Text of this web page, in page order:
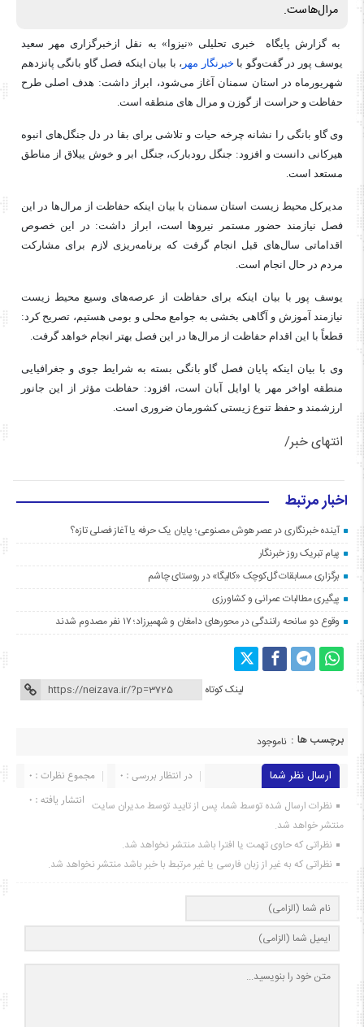
مرال‌هاست.
به گزارش پایگاه خبری تحلیلی «نیزوا» به نقل ازخبرگزاری مهر سعید
یوسف پور در گفت‌وگو با خبرنگار مهر ، با بیان اینکه فصل گاو بانگی پانزدهم
شهریورماه در استان سمنان آغاز می‌شود، ابراز داشت: هدف اصلی طرح
حفاظت و حراست از گوزن و مرال هایمنطقه است.
وی گاو بانگی را نشانه چرخه حیات و تلاشی برای بقا در دل جنگل‌های انبوه
هیرکانی دانست و افزود: جنگل رودبارک، جنگل ابر و خوش ییلاق از مناطق
مستعد است.
مدیرکل محیط زیست استان سمنان با بیان اینکه حفاظت از مرال‌ها در این
فصل نیازمند حضور مستمر نیروها است، ابراز داشت: در این خصوص
اقداماتی سال‌های قبل انجام گرفت که برنامه‌ریزی لازم برای مشارکت
مردم در حال انجام است.
یوسف پور با بیان اینکه برای حفاظت از عرصه‌های وسیع محیط زیست
نیازمند آموزش و آگاهی بخشی به جوامع محلی و بومی هستیم، تصریح کرد:
قطعاً با این اقدام حفاظت از مرال‌ها در این فصل بهتر انجام خواهد گرفت.
وی با بیان اینکه پایان فصل گاو بانگی بسته به شرایط جوی و جغرافیایی
منطقه اواخر مهر یا اوایل آبان است، افزود: حفاظت مؤثر از این جانور
ارزشمند و حفظ تنوع زیستی کشورمان ضروری است.
انتهای خبر/
اخبار مرتبط
آینده خبرنگاری در عصر هوش مصنوعی؛ پایان یک حرفه یا آغاز فصلی تازه؟
پیام تبریک روز خبرنگار
برگزاری مسابقات گل‌کوچک «کالیگا» در روستای چاشم
پیگیری مطالبات عمرانی و کشاورزی
وقوع دو سانحه رانندگی در محورهای دامغان و شهمیرزاد؛ ۱۷ نفر مصدوم شدند
لینک کوتاه
برچسب ها : ناموجود
ارسال نظر شما مجموع نظرات : 0
در انتظار بررسی : 0
انتشار یافته : ۰ نظرات ارسال شده توسط شما، پس از تایید توسط مدیران سایت
منتشر خواهد شد.
نظراتی که حاوی تهمت یا افترا باشد منتشر نخواهد شد.
نظراتی که به غیر از زبان فارسی یا غیر مرتبط با خبر باشد منتشر نخواهد شد.